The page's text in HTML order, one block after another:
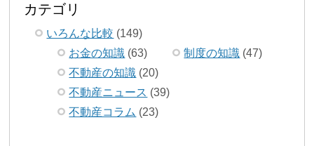
カテゴリ
いろんな比較 (149)
お金の知識 (63) 制度の知識 (47)
不動産の知識 (20)
不動産ニュース (39)
不動産コラム (23)